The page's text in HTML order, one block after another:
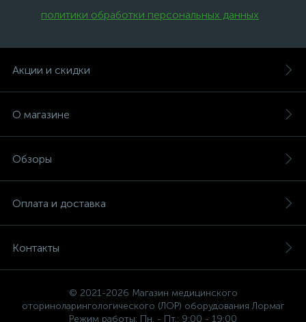
политики обработки персональных данных
Акции и скидки
О магазине
Обзоры
Оплата и доставка
Контакты
© 2021-2026 Магазин медицинского
оториноларингологического (ЛОР) оборудования Лормаг
Режим работы: Пн. - Пт.: 9:00 - 19:00